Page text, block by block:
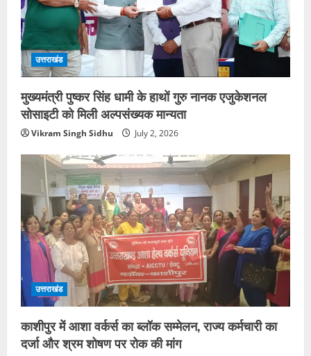
उत्तराखंड
मुख्यमंत्री पुष्कर सिंह धामी के हाथों गुरु नानक एजुकेशनल
सोसाइटी को मिली अल्पसंख्यक मान्यता
Vikram Singh Sidhu July 2, 2026
उत्तराखंड
काशीपुर में आशा वर्कर्स का ब्लॉक सम्मेलन, राज्य कर्मचारी का
दर्जा और श्रम शोषण पर रोक की मांग